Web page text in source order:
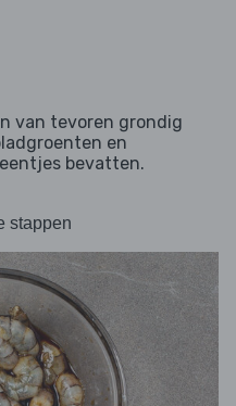
van tevoren grondig
en
bevatten.
stappen